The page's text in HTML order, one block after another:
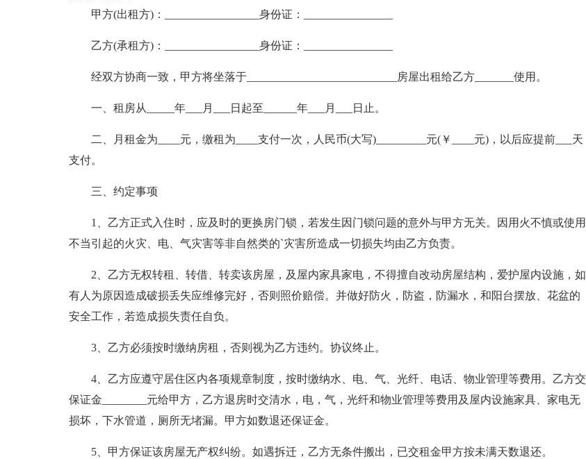
甲方(出租方)：_________________身份证：________________
乙方(承租方)：_________________身份证：________________
经双方协商一致，甲方将坐落于___________________________房屋出租给乙方_______使用。
一、租房从_____年___月___日起至______年___月___日止。
二、月租金为____元，缴租为____支付一次，人民币(大写)_________元(￥____元)，以后应提前___天
支付。
三、约定事项
1、乙方正式入住时，应及时的更换房门锁，若发生因门锁问题的意外与甲方无关。因用火不慎或使用
不当引起的火灾、电、气灾害等非自然类的`灾害所造成一切损失均由乙方负责。
2、乙方无权转租、转借、转卖该房屋，及屋内家具家电，不得擅自改动房屋结构，爱护屋内设施，如
有人为原因造成破损丢失应维修完好，否则照价赔偿。并做好防火，防盗，防漏水，和阳台摆放、花盆的
安全工作，若造成损失责任自负。
3、乙方必须按时缴纳房租，否则视为乙方违约。协议终止。
4、乙方应遵守居住区内各项规章制度，按时缴纳水、电、气、光纤、电话、物业管理等费用。乙方交
保证金________元给甲方，乙方退房时交清水，电，气，光纤和物业管理等费用及屋内设施家具、家电无
损坏，下水管道，厕所无堵漏。甲方如数退还保证金。
5、甲方保证该房屋无产权纠纷。如遇拆迁，乙方无条件搬出，已交租金甲方按未满天数退还。